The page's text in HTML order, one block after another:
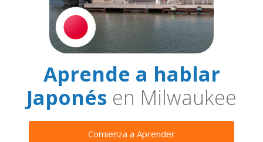
Aprende a hablar
Japonés en Milwaukee
Comienza a Aprender